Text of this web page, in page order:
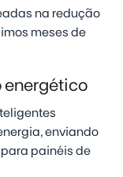
na redução
meses de
energético
enviando
painéis de